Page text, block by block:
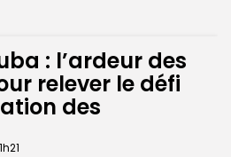
: l’ardeur des
relever le défi
des